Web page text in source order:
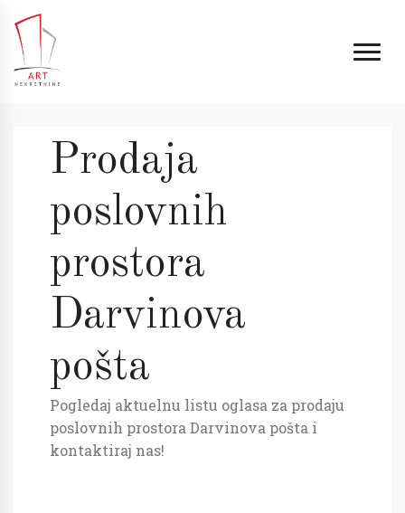
Prodaja
poslovnih
prostora
Darvinova
pošta
Pogledaj aktuelnu listu oglasa za prodaju
poslovnih prostora Darvinova pošta i
kontaktiraj nas!